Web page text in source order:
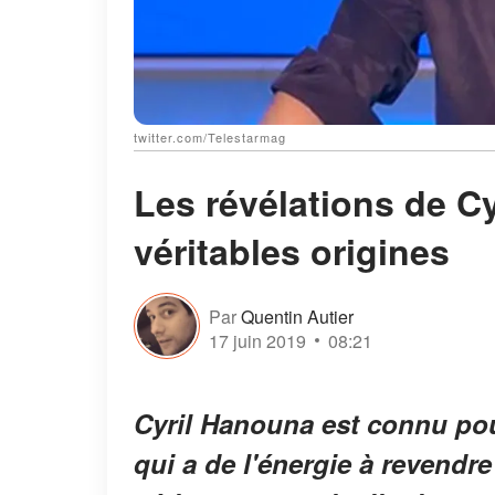
twitter.com/Telestarmag
Les révélations de
véritables origines
ParQuentin Autier
17 juin 2019
08:21
Cyril Hanouna est connu
qui a de l'énergie à